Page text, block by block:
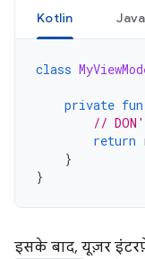
Kotlin Java
class
private fun
//
return
}
}
इसके बाद, यूज़र